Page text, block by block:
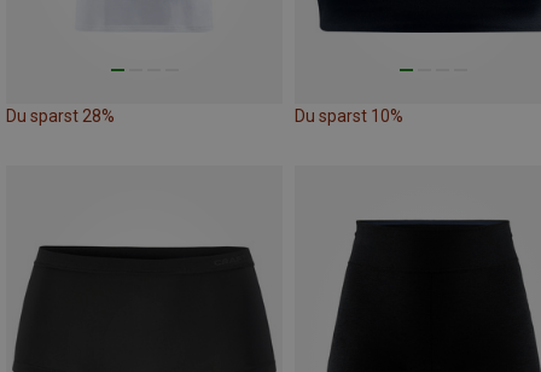
Du sparst 28% Du sparst 10%